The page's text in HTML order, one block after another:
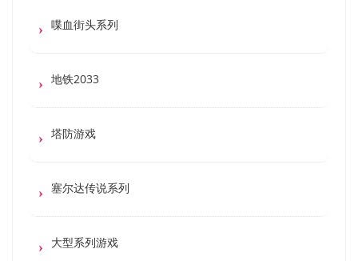
喋血街头系列
地铁2033
塔防游戏
塞尔达传说系列
大型系列游戏